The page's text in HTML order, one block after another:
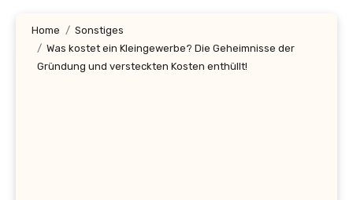
Home
Sonstiges
Was kostet ein Kleingewerbe? Die Geheimnisse der
Gründung und versteckten Kosten enthüllt!